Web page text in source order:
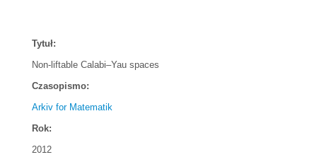
Tytuł:
Non-liftable Calabi–Yau spaces
Czasopismo:
Arkiv for Matematik
Rok:
2012